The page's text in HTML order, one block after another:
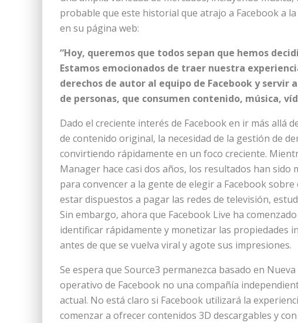
probable que este historial que atrajo a Facebook a
en su página web:
“Hoy, queremos que todos sepan que hemos
Estamos emocionados de traer nuestra
derechos de autor al equipo de Facebook y servir
de personas, que consumen contenido, música,
Dado el creciente interés de Facebook en ir más allá
de contenido original, la necesidad de la gestión de
convirtiendo rápidamente en un foco creciente.
Manager hace casi dos años, los resultados han
para convencer a la gente de elegir a Facebook
estar dispuestos a pagar las redes de televisión,
Sin embargo, ahora que Facebook Live ha
identificar rápidamente y monetizar las propiedades
antes de que se vuelva viral y agote sus impresiones.
Se espera que Source3 permanezca basado en
operativo de Facebook no una compañía
actual. No está claro si Facebook utilizará la
comenzar a ofrecer contenidos 3D descargables y